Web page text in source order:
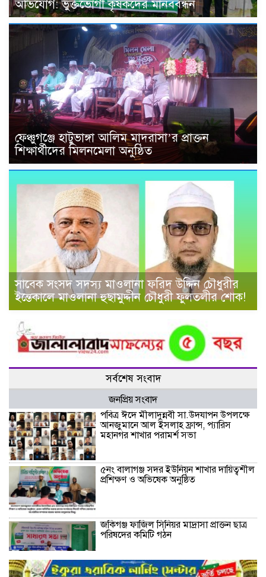
অভিযোগ: ভুক্তভোগী কৃষকদের মানববন্ধন
ফেঞ্চুগঞ্জে হাটুভাঙ্গা আলিম মাদরাসা’র প্রাক্তন
শিক্ষার্থীদের মিলনমেলা অনুষ্ঠিত
সাবেক সংসদ সদস্য মাওলানা ফরিদ উদ্দিন চৌধুরীর
ইন্তেকালে মাওলানা হুছামুদ্দীন চৌধুরী ফুলতলীর শোক!
সর্বশেষ সংবাদ
জনপ্রিয় সংবাদ
পবিত্র ঈদে মীলাদুন্নবী সা.উদযাপন উপলক্ষে
আনজুমানে আল ইসলাহ ফ্রান্স, প্যারিস
মহানগর শাখার পরামর্শ সভা
৫নং বালাগঞ্জ সদর ইউনিয়ন শাখার দায়িত্বশীল
প্রশিক্ষণ ও অভিষেক অনুষ্ঠিত
জকিগঞ্জ ফাজিল সিনিয়র মাদ্রাসা প্রাক্তন ছাত্র
পরিষদের কমিটি গঠন